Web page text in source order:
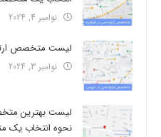
نوامبر 4, 2024
لیست متخصص
نوامبر 3, 2024
لیست بهترین
نحوه انتخاب